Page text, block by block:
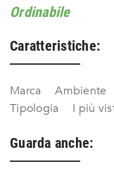
Ordinabile
Caratteristiche:
Marca Ambiente
Tipologia
I più
Guarda anche: